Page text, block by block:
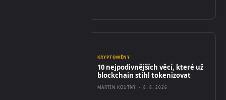
KRYPTOMĚNY
10 nejpodivnějších věcí, které už
blockchain stihl tokenizovat
MARTIN KOUTNÝ - 8. 8. 2026